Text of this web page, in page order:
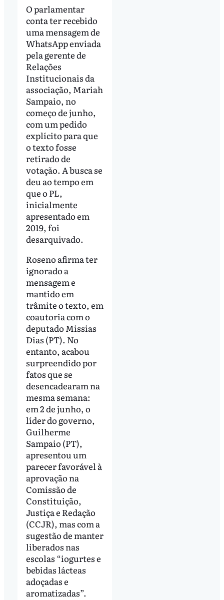
O parlamentar
conta ter recebido
uma mensagem de
WhatsApp enviada
pela gerente de
Relações
Institucionais da
associação, Mariah
Sampaio, no
começo de junho,
com um pedido
explícito para que
o texto fosse
retirado de
votação. A busca se
deu ao tempo em
que o PL,
inicialmente
apresentado em
2019, foi
desarquivado.
Roseno afirma ter
ignorado a
mensagem e
mantido em
trâmite o texto, em
coautoria com o
deputado Missias
Dias (PT). No
entanto, acabou
surpreendido por
fatos que se
desencadearam na
mesma semana:
em 2 de junho, o
líder do governo,
Guilherme
Sampaio (PT),
apresentou um
parecer favorável à
aprovação na
Comissão de
Constituição,
Justiça e Redação
(CCJR), mas com a
sugestão de manter
liberados nas
escolas “iogurtes e
bebidas lácteas
adoçadas e
aromatizadas”.